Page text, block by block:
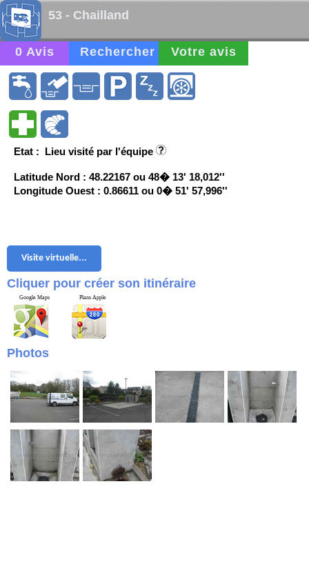
53 - Chailland
0 Avis Rechercher Votre avis
Etat : Lieu visité par l'équipe
Latitude Nord : 48.22167 ou 48� 13' 18,012''
Longitude Ouest : 0.86611 ou 0� 51' 57,996''
Visite virtuelle...
Cliquer pour créer son itinéraire
Google Maps Plans Apple
Photos